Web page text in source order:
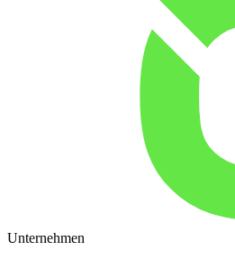
Unternehmen